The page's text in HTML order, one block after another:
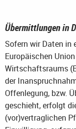
Übermittlungen in
Sofern wir Daten in
Europäischen
Wirtschaftsraums
der
Offenlegung, bzw.
geschieht, erfolgt
(vor)vertraglichen